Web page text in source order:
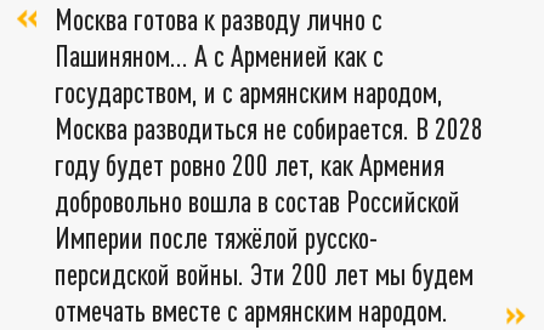
Москва готова к разводу лично с
Пашиняном... А с Арменией как с
государством, и с армянским народом,
Москва разводиться не собирается. В 2028
году будет ровно 200 лет, как Армения
добровольно вошла в состав Российской
Империи после тяжёлой русско-
персидской войны. Эти 200 лет мы будем
отмечать вместе с армянским народом.